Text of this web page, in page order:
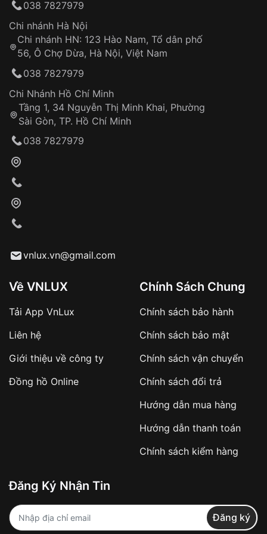
Hotline: 0585 215 215
Từ khóa SEO:
Khách hàng kiểm tra và thanh toán trực tiếp
Từ khóa SEO:
sản phẩm đặc biệt
hàng
Số tiền còn lại thanh toán khi nhận hàng hoặc
✔️ Đảm bảo xử lý đơn hàng nhanh chóng
✔️ Hạn chế tình trạng hủy đơn không mong
Từ khóa SEO:
thống VNLUX
Đảm bảo quyền lợi khách hàng
Đồng hành cùng khách hàng trong suốt quá
trình sử dụng
038 7827979
Chi nhánh Hà Nội
Chi nhánh HN: 123 Hào Nam, Tổ dân phố
56, Ô Chợ Dừa, Hà Nội, Việt Nam
038 7827979
Chi Nhánh Hồ Chí Minh
Tầng 1, 34 Nguyễn Thị Minh Khai, Phường
Sài Gòn, TP. Hồ Chí Minh
038 7827979
vnlux.vn@gmail.com
Về VNLUX
Tải App VnLux
Liên hệ
Giới thiệu về công ty
Đồng hồ Online
Chính Sách Chung
Chính sách bảo hành
Chính sách bảo mật
Chính sách vận chuyển
Chính sách đổi trả
Hướng dẫn mua hàng
Hướng dẫn thanh toán
Chính sách kiểm hàng
Đăng Ký Nhận Tin
Đăng ký